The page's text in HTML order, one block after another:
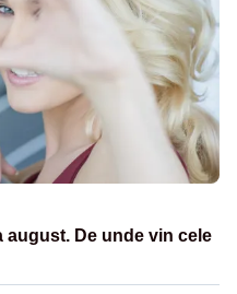
De unde vin cele